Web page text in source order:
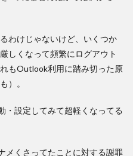
わけじゃないけど、いくつか
しくなって頻繁にログアウト
もOutlook利用に踏み切った原
）。
・設定してみて超軽くなってる
メくさってたことに対する謝罪